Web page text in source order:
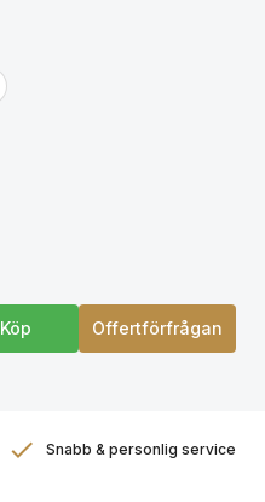
Köp Offertförfrågan
Snabb & personlig service